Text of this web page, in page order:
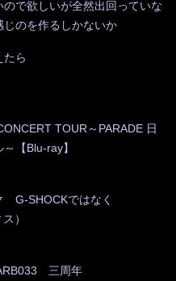
ので欲しいが全然出回っていな
のを作るしかないか
たら
TOUR～PARADE 日
【Blu-ray】
G-SHOCKではなく
）
三周年